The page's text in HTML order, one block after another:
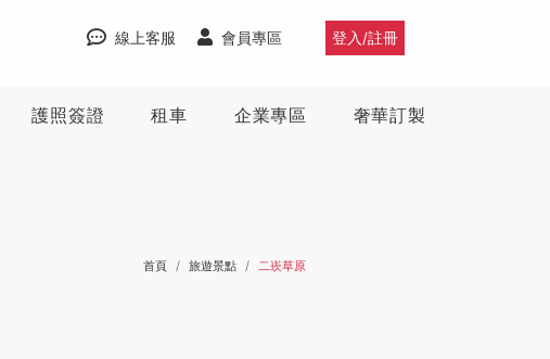
登入/註冊
會員專區
線上客服
護照簽證 租車 企業專區 奢華訂製
首頁 旅遊景點 二崁草原